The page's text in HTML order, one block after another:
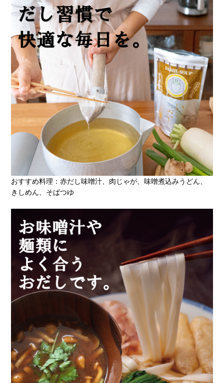
おすすめ料理：赤だし味噌汁、肉じゃが、味噌煮込みうどん、
きしめん、そばつゆ